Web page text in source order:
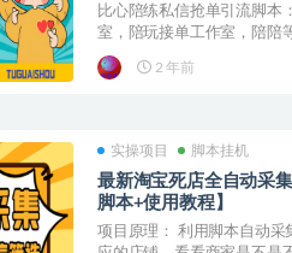
比心陪练私信抢单引流脚本
室，陪玩接单工作室，陪陪
2 年前
实操项目 脚本挂机
最新淘宝死店全自动采
脚本+使用教程】
项目原理： 利用脚本自动